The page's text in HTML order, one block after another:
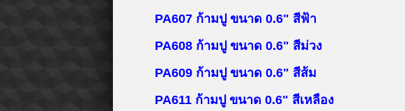
PA607 ก้ามปู ขนาด 0.6" สีฟ้า
PA608 ก้ามปู ขนาด 0.6" สีม่วง
PA609 ก้ามปู ขนาด 0.6" สีส้ม
PA611 ก้ามปู ขนาด 0.6" สีเหลือง